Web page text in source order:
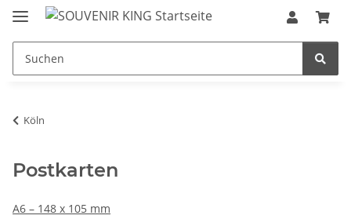
Köln
Postkarten
A6 – 148 x 105 mm